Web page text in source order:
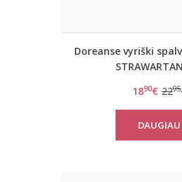
Doreanse vyriški
1890€ 2295
DAUGIAU